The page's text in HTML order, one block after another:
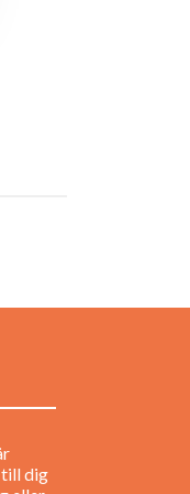
till dig